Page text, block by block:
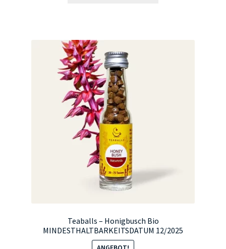
Teaballs – Honigbusch Bio
MINDESTHALTBARKEITSDATUM 12/2025